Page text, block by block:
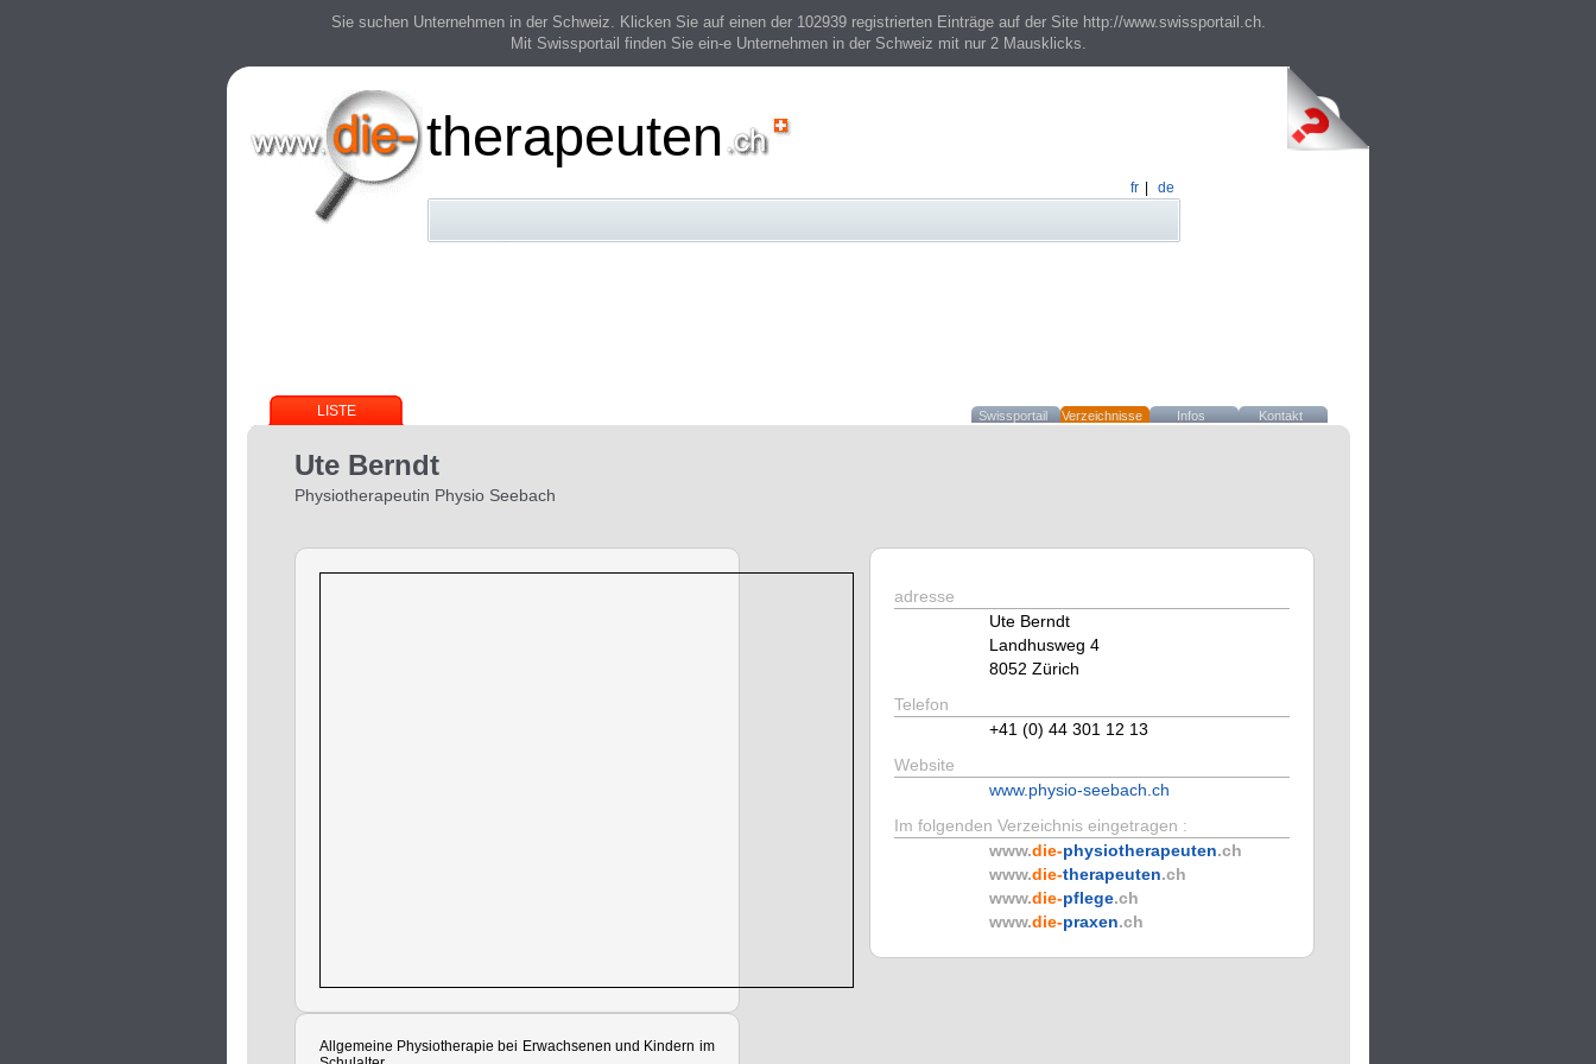
Sie suchen Unternehmen in der Schweiz. Klicken Sie auf einen der 102939 registrierten Einträge auf der Site http://www.swissportail.ch.
Mit Swissportail finden Sie ein-e Unternehmen in der Schweiz mit nur 2 Mausklicks.
therapeuten
fr de
LISTE Swissportail Verzeichnisse Infos Kontakt
Ute Berndt
Physiotherapeutin Physio Seebach
Allgemeine Physiotherapie bei Erwachsenen und Kindern im
adresse
Ute Berndt
Landhusweg 4
8052 Zürich
Telefon
+41 (0) 44 301 12 13
Website
www.physio-seebach.ch
Im folgenden Verzeichnis eingetragen :
www.die-physiotherapeuten.ch
www.die-therapeuten.ch
www.die-pflege.ch
www.die-praxen.ch